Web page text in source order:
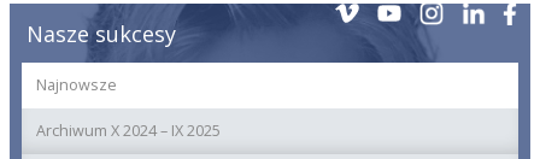
Nasze sukcesy
Najnowsze
Archiwum X 2024 – IX 2025